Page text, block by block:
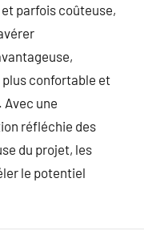
parfois coûteuse,
confortable et
une
réfléchie des
du projet, les
le potentiel